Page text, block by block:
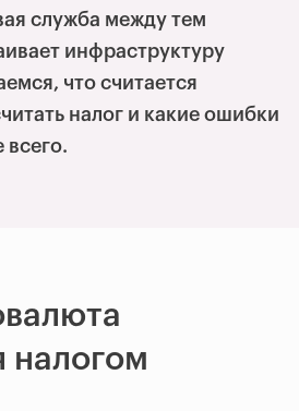
служба между тем
инфраструктуру
что считается
налог и какие ошибки
всего.
налогом